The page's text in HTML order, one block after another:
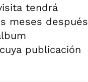
tendrá
meses después
publicación